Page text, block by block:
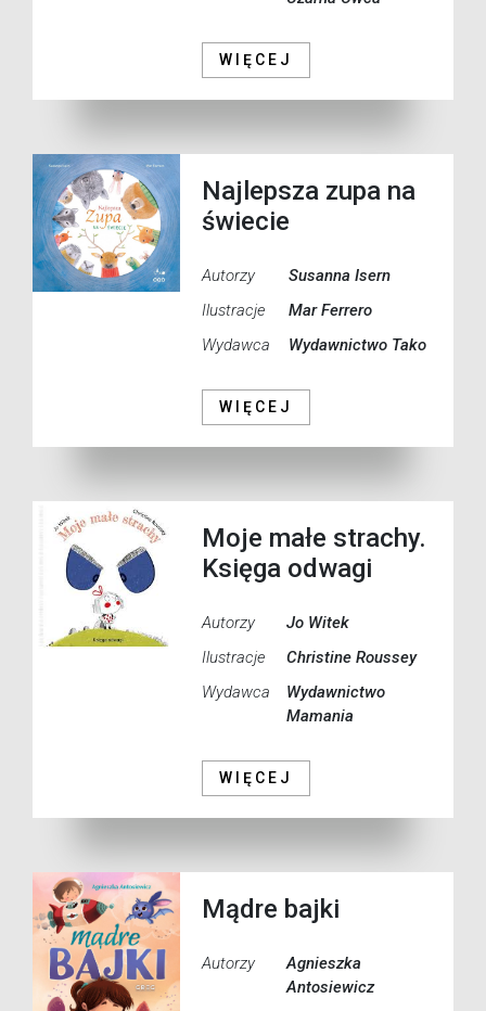
WIĘCEJ
Najlepsza zupa na
świecie
Autorzy
Susanna Isern
Ilustracje
Mar Ferrero
Wydawca
Wydawnictwo Tako
WIĘCEJ
Moje małe strachy.
Księga odwagi
Autorzy
Jo Witek
Ilustracje
Christine Roussey
Wydawca
Wydawnictwo
Mamania
WIĘCEJ
Mądre bajki
Autorzy
Agnieszka
Antosiewicz